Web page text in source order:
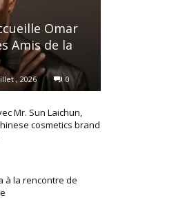
Omar
Amis de la
, 2026 0
Mr. Sun Laichun,
cosmetics brand
à la rencontre de